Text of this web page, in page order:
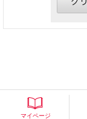
マイページ